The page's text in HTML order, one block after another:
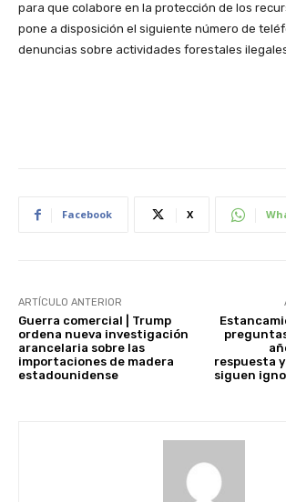
para que colabore en la protección de los
pone a disposición el siguiente número de
denuncias sobre actividades forestales
Facebook X
ARTÍCULO ANTERIOR
Guerra comercial | Trump
ordena nueva investigación
arancelaria sobre las
importaciones de madera
estadounidense
respuesta
siguen